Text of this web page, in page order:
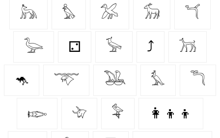
𓃦 𓅊 𓅮 𓃘 𓆔
𓅬 ⚁ 𓅚 ⤴ 𓃡
🦘 𓄅 𓅒 𓅘 𓆕
𓆢 𓄀 𓅝 👩‍👦‍👦